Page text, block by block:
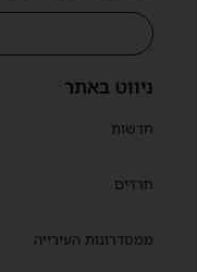
ניווט באתר
חדשות
חרדים
ממסדרונות העירייה